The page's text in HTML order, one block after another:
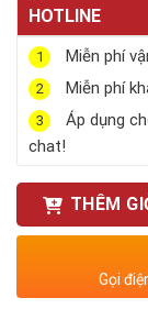
HOTLINE
1 Miễn phí
2 Miễn phí
3
Áp dụng
chat!
THÊM
Gọi